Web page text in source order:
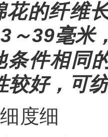
花的纤维
～39毫米
条件相同
较好，可
度细